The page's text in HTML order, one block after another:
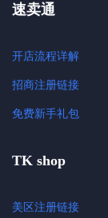
速卖通
开店流程详解
招商注册链接
免费新手礼包
TK shop
美区注册链接